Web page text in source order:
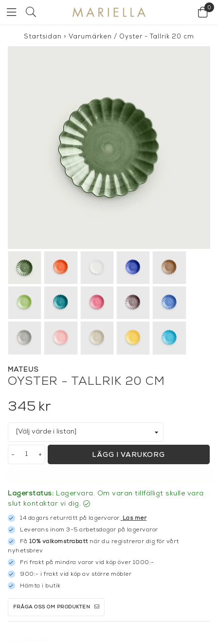
0
Startsidan > Varumärken / Oyster - Tallrik 20 cm
MATEUS
OYSTER - TALLRIK 20 CM
345 kr
+
- LÄGG I VARUKORG
Lagerstatus: Lagervara. Om varan tillfälligt skulle vara
slut kontaktar vi dig.
14 dagars returrätt på lagervaror. Läs mer
Leverans inom 3-5 arbetsdagar på lagervaror
Få 10% välkomstrabattnär du registrerar dig för vårt
nyhetsbrev
Fri frakt på mindra varor vid köp över 1000:-
900:- i frakt vid köp av större möbler
Hämta i butik
FRÅGA OSS OM PRODUKTEN